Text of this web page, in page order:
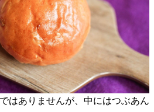
はありませんが、中にはつぶあん